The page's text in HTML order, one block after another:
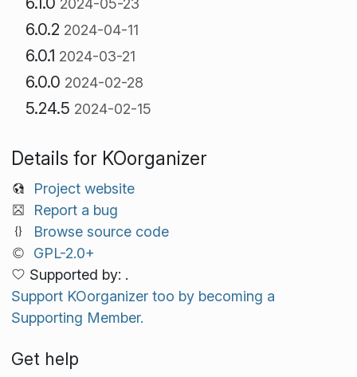
2024-05-23
6.0.2 2024-04-11
6.0.1 2024-03-21
6.0.0 2024-02-28
5.24.5 2024-02-15
Details for KOorganizer
Project website
Report a bug
Browse source code
GPL-2.0+
Supported by: .
Support KOorganizer too by becoming a
Supporting Member.
Get help